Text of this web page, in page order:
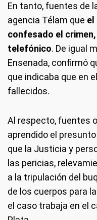
En tanto, fuentes de
agencia Télam que el
confesado el
telefónico. De igual
Ensenada, confirmó
que indicaba que en
fallecidos.
Al respecto, fuentes
aprendido el
que la Justicia y
las pericias,
a la tripulación del
de los cuerpos para
el caso trabaja en el